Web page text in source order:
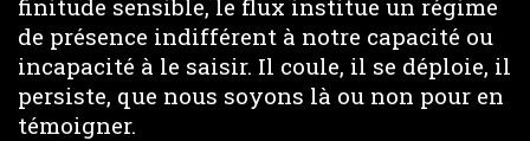
finitude sensible, le flux institue un régime
de présence indifférent à notre capacité ou
incapacité à le saisir. Il coule, il se déploie, il
persiste, que nous soyons là ou non pour en
témoigner.